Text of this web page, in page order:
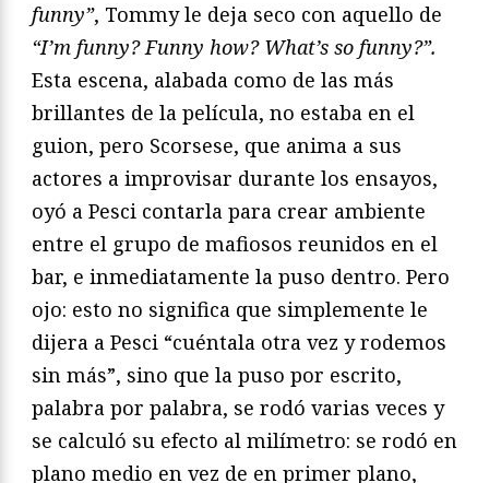
funny”, Tommy le deja seco con aquello de
“I’m funny? Funny how? What’s so funny?”.
Esta escena, alabada como de las más
brillantes de la película, no estaba en el
guion, pero Scorsese, que anima a sus
actores a improvisar durante los ensayos,
oyó a Pesci contarla para crear ambiente
entre el grupo de mafiosos reunidos en el
bar, e inmediatamente la puso dentro. Pero
ojo: esto no significa que simplemente le
dijera a Pesci “cuéntala otra vez y rodemos
sin más”, sino que la puso por escrito,
palabra por palabra, se rodó varias veces y
se calculó su efecto al milímetro: se rodó en
plano medio en vez de en primer plano,